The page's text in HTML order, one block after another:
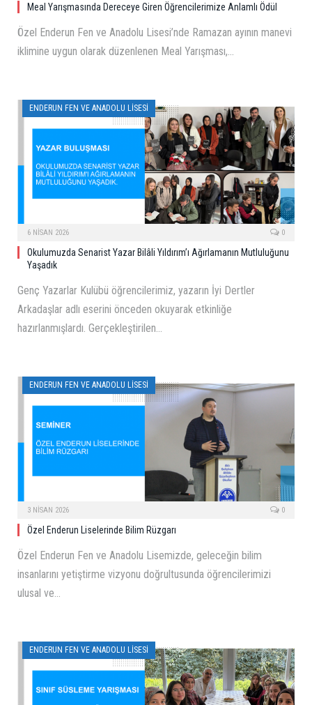
Meal Yarışmasında Dereceye Giren Öğrencilerimize Anlamlı Ödül
Özel Enderun Fen ve Anadolu Lisesi’nde Ramazan ayının manevi
iklimine uygun olarak düzenlenen Meal Yarışması,…
ENDERUN FEN VE ANADOLU LISESI
6 NISAN 2026 0
Okulumuzda Senarist Yazar Bilâli Yıldırım’ı Ağırlamanın Mutluluğunu
Yaşadık
Genç Yazarlar Kulübü öğrencilerimiz, yazarın İyi Dertler
Arkadaşlar adlı eserini önceden okuyarak etkinliğe
hazırlanmışlardı. Gerçekleştirilen…
ENDERUN FEN VE ANADOLU LISESI
3 NISAN 2026 0
Özel Enderun Liselerinde Bilim Rüzgarı
Özel Enderun Fen ve Anadolu Lisemizde, geleceğin bilim
insanlarını yetiştirme vizyonu doğrultusunda öğrencilerimizi
ulusal ve…
ENDERUN FEN VE ANADOLU LISESI